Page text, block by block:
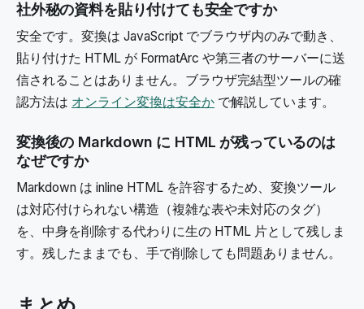
社外秘の資料を貼り付けても安全ですか
安全です。変換は JavaScript でブラウザ内のみで動き、
貼り付けた HTML が FormatArc や第三者のサーバーに送
信されることはありません。ブラウザ完結型ツールの確
認方法は オンライン変換は安全か で解説しています。
変換後の Markdown に HTML が残っているのは
なぜですか
Markdown は inline HTML を許容するため、変換ツール
は対応付けられない構造（複雑な表や未対応のタグ）
を、中身を削除する代わりに生の HTML 片として残しま
す。残したままでも、手で削除しても問題ありません。